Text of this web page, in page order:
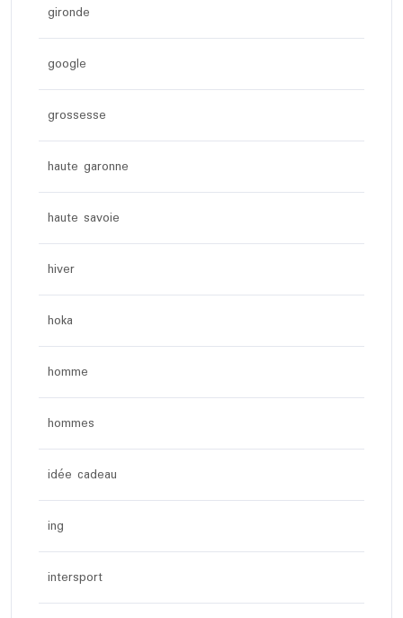
gironde
google
grossesse
haute garonne
haute savoie
hiver
hoka
homme
hommes
idée cadeau
ing
intersport